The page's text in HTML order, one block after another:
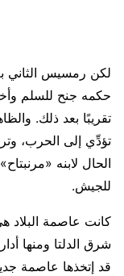
لكن رمسيس الثاني
حكمه جنح للسلم
تقريبًا بعد ذلك.
تؤدِّي إلى الحرب،
الحال لابنه
للجيش.
كانت عاصمة البلاد
شرق الدلتا ومنها
قد إتخذها عاصمة